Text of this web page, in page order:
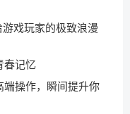
戏玩家的极致浪漫
春记忆
操作，瞬间提升你